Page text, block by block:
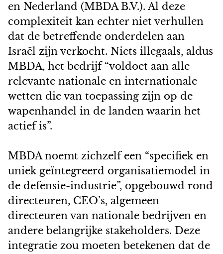
en Nederland (MBDA B.V.). Al deze
complexiteit kan echter niet verhullen
dat de betreffende onderdelen aan
Israël zijn verkocht. Niets illegaals, aldus
MBDA, het bedrijf “voldoet aan alle
relevante nationale en internationale
wetten die van toepassing zijn op de
wapenhandel in de landen waarin het
actief is”.
MBDA noemt zichzelf een “specifiek en
uniek geïntegreerd organisatiemodel in
de defensie-industrie”, opgebouwd rond
directeuren, CEO’s, algemeen
directeuren van nationale bedrijven en
andere belangrijke stakeholders. Deze
integratie zou moeten betekenen dat de